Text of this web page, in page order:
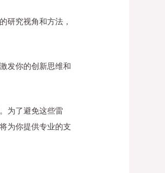
研究视角和方法，
发你的创新思维和
为了避免这些雷
为你提供专业的支